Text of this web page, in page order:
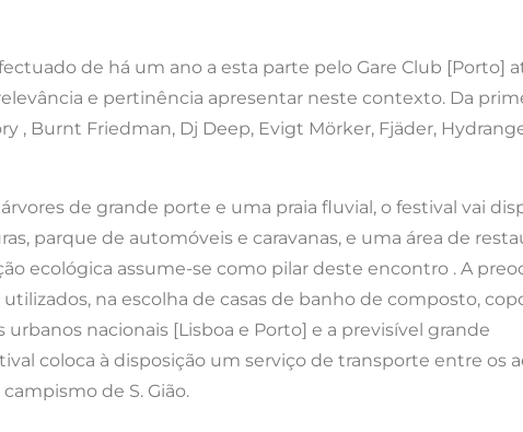
de há um ano a esta parte pelo Gare Club [Porto]
e pertinência apresentar neste contexto. Da
, Burnt Friedman, Dj Deep, Evigt Mörker, Fjäder,
de grande porte e uma praia fluvial, o festival vai
parque de automóveis e caravanas, e uma área de
ecológica assume-se como pilar deste encontro . A
na escolha de casas de banho de composto,
nacionais [Lisboa e Porto] e a previsível grande
coloca à disposição um serviço de transporte entre os
de S. Gião.